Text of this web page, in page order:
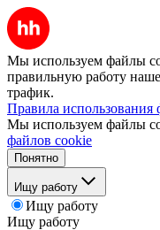
Мы используем файлы
правильную работу
трафик.
Правила использования
Мы используем файлы
файлов cookie
Понятно
Ищу работу
Ищу работу
Ищу работу